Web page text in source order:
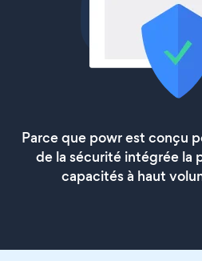
Parce que powr est conçu
de la sécurité intégrée la
capacités à haut